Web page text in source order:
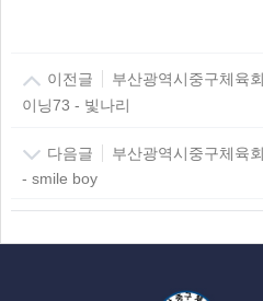
이전글
부산광역시중구체육
이닝73 - 빛나리
다음글
부산광역시중구체육
- smile boy